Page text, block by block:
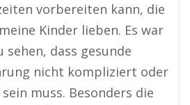
vorbereiten kann, die
Kinder lieben. Es war
sehen, dass gesunde
nicht kompliziert oder
muss. Besonders die